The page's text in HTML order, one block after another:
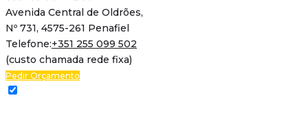
Avenida Central de Oldrões,
Nº 731, 4575-261 Penafiel
Telefone:+351 255 099 502
(custo chamada rede fixa)
Pedir Orçamento